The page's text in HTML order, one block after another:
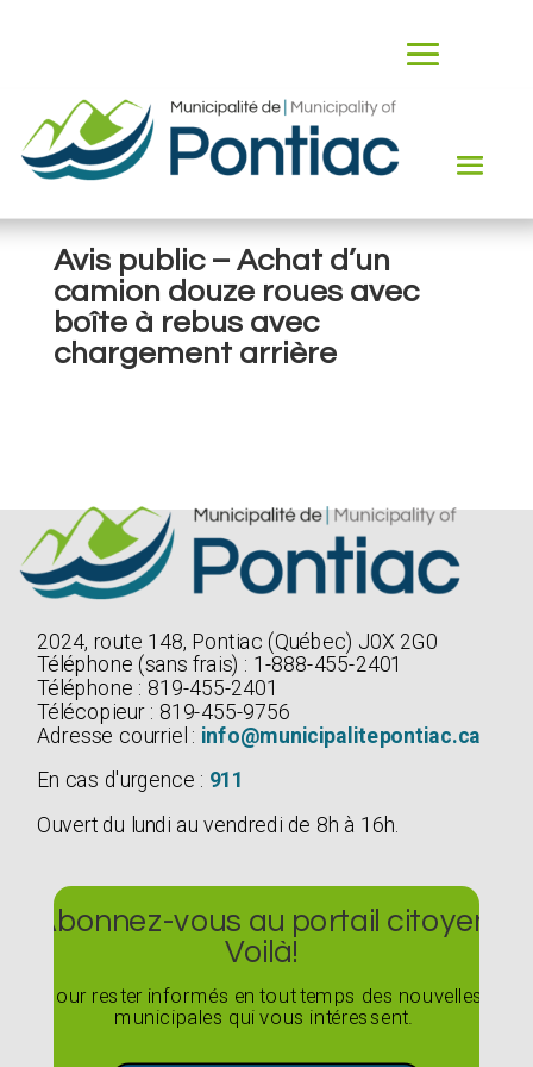
Avis public – Achat d’un
camion douze roues avec
boîte à rebus avec
chargement arrière
2024, route 148, Pontiac (Québec) J0X 2G0
Téléphone (sans frais) : 1-888-455-2401
Téléphone : 819-455-2401
Télécopieur : 819-455-9756
Adresse courriel : info@municipalitepontiac.ca
En cas d'urgence : 911
Ouvert du lundi au vendredi de 8h à 16h.
Abonnez-vous au portail citoyen
Voilà!
Pour rester informés en tout temps des nouvelles
municipales qui vous intéressent.